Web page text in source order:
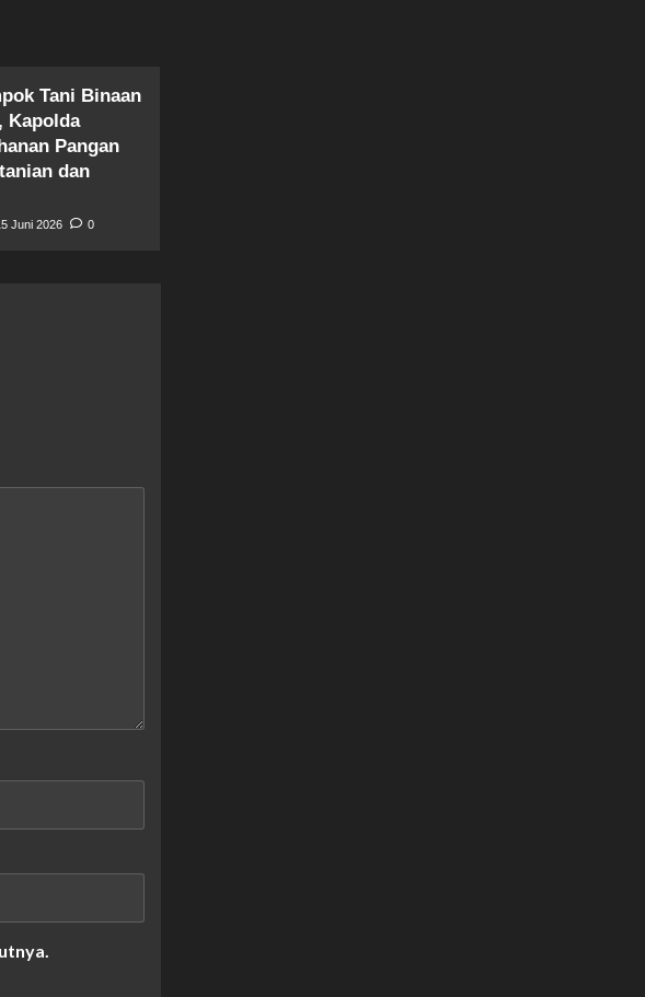
Tani Binaan
Kapolda
Pangan
dan
Juni 2026 0